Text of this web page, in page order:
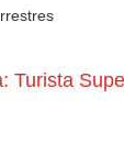
Turista